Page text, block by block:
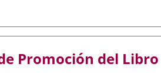
Promoción del Libro